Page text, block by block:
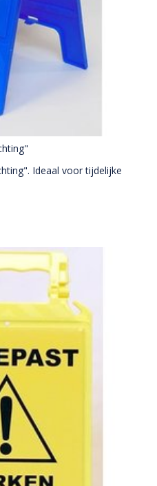
Ideaal voor tijdelijke